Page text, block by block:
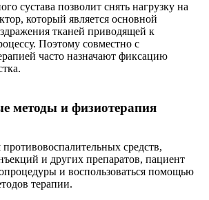
сустава позволит снять нагрузку на
который является основной
тканей приводящей к
Поэтому совместно с
часто назначают фиксацию
методы и физиотерапия
средств,
и других препаратов, пациент
и воспользоваться помощью
терапии.